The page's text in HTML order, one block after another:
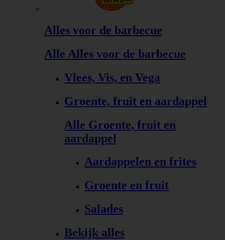
Alles voor de barbecue
Alle Alles voor de barbecue
Vlees, Vis, en Vega
Groente, fruit en aardappel
Alle Groente, fruit en
aardappel
Aardappelen en frites
Groente en fruit
Salades
Bekijk alles